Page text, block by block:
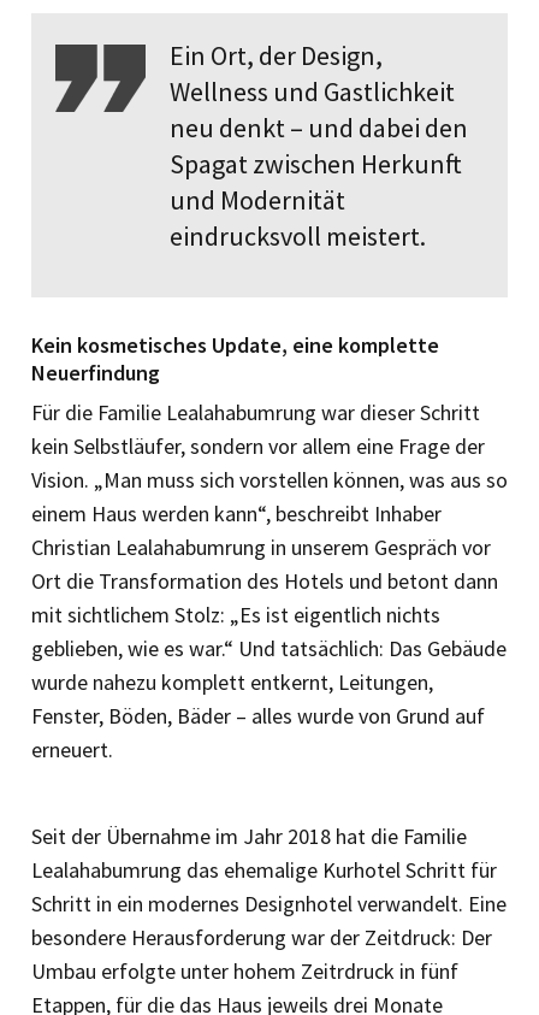
Ein Ort, der Design,
Wellness und Gastlichkeit
neu denkt – und dabei den
Spagat zwischen Herkunft
und Modernität
eindrucksvoll meistert.
Kein kosmetisches Update, eine komplette
Neuerfindung
Für die Familie Lealahabumrung war dieser Schritt
kein Selbstläufer, sondern vor allem eine Frage der
Vision. „Man muss sich vorstellen können, was aus so
einem Haus werden kann“, beschreibt Inhaber
Christian Lealahabumrung in unserem Gespräch vor
Ort die Transformation des Hotels und betont dann
mit sichtlichem Stolz: „Es ist eigentlich nichts
geblieben, wie es war.“ Und tatsächlich: Das Gebäude
wurde nahezu komplett entkernt, Leitungen,
Fenster, Böden, Bäder – alles wurde von Grund auf
erneuert.
Seit der Übernahme im Jahr 2018 hat die Familie
Lealahabumrung das ehemalige Kurhotel Schritt für
Schritt in ein modernes Designhotel verwandelt. Eine
besondere Herausforderung war der Zeitdruck: Der
Umbau erfolgte unter hohem Zeitrdruck in fünf
Etappen, für die das Haus jeweils drei Monate